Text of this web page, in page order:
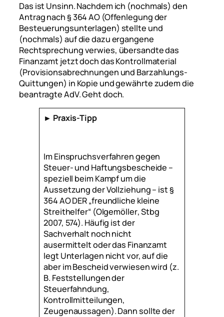
Das ist Unsinn. Nachdem ich (nochmals) den
Antrag nach § 364 AO (Offenlegung der
Besteuerungsunterlagen) stellte und
(nochmals) auf die dazu ergangene
Rechtsprechung verwies, übersandte das
Finanzamt jetzt doch das Kontrollmaterial
(Provisionsabrechnungen und Barzahlungs-
Quittungen) in Kopie und gewährte zudem die
beantragte AdV. Geht doch.
► Praxis-Tipp
Im Einspruchsverfahren gegen
Steuer- und Haftungsbescheide –
speziell beim Kampf um die
Aussetzung der Vollziehung – ist §
364 AO DER „freundliche kleine
Streithelfer“ (Olgemöller, Stbg
2007, 574). Häufig ist der
Sachverhalt noch nicht
ausermittelt oder das Finanzamt
legt Unterlagen nicht vor, auf die
aber im Bescheid verwiesen wird (z.
B. Feststellungen der
Steuerfahndung,
Kontrollmitteilungen,
Zeugenaussagen). Dann sollte der